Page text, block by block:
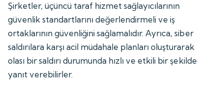
Şirketler, üçüncü taraf hizmet sağlayıcılarının
güvenlik standartlarını değerlendirmeli ve iş
ortaklarının güvenliğini sağlamalıdır. Ayrıca, siber
saldırılara karşı acil müdahale planları oluşturarak
olası bir saldırı durumunda hızlı ve etkili bir şekilde
yanıt verebilirler.